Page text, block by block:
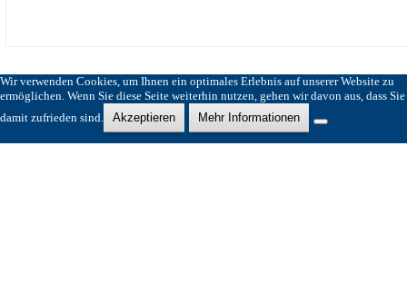
Wir verwenden Cookies, um Ihnen ein optimales Erlebnis auf unserer Website zu
ermöglichen. Wenn Sie diese Seite weiterhin nutzen, gehen wir davon aus, dass Sie
damit zufrieden sind.
Akzeptieren Mehr Informationen